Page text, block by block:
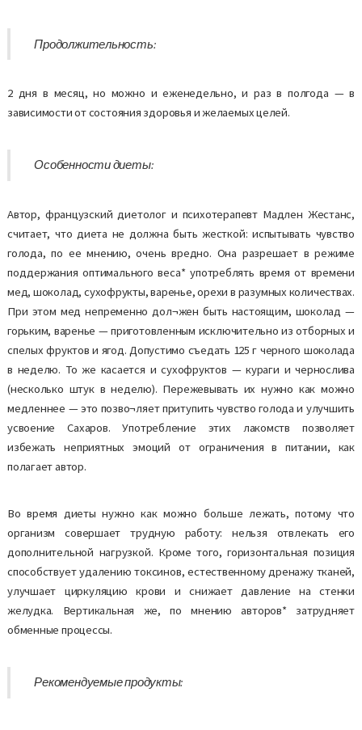
Продолжительность:
2 дня в месяц, но можно и еженедельно, и раз в полгода — в
зависимости от состояния здоровья и желаемых целей.
Особенности диеты:
Автор, французский диетолог и психотерапевт Мадлен Жестанс,
считает, что диета не должна быть жесткой: испытывать чувство
голода, по ее мнению, очень вредно. Она разрешает в режиме
поддержания оптимального веса* употреблять время от времени
мед, шоколад, сухофрукты, варенье, орехи в разумных количествах.
При этом мед непременно дол¬жен быть настоящим, шоколад —
горьким, варенье — приготовленным исключительно из отборных и
спелых фруктов и ягод. Допустимо съедать 125 г черного шоколада
в неделю. То же касается и сухофруктов — кураги и чернослива
(несколько штук в неделю). Пережевывать их нужно как можно
медленнее — это позво¬ляет притупить чувство голода и улучшить
усвоение Сахаров. Употребление этих лакомств позволяет
избежать неприятных эмоций от ограничения в питании, как
полагает автор.
Во время диеты нужно как можно больше лежать, потому что
организм совершает трудную работу: нельзя отвлекать его
дополнительной нагрузкой. Кроме того, горизонтальная позиция
способствует удалению токсинов, естественному дренажу тканей,
улучшает циркуляцию крови и снижает давление на стенки
желудка. Вертикальная же, по мнению авторов* затрудняет
обменные процессы.
Рекомендуемые продукты: